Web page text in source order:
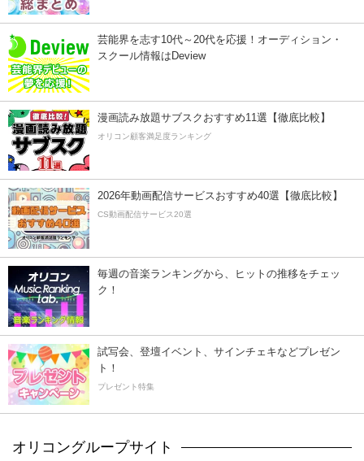
芸能界を志す10代～20代を応援！オーディション・
スクール情報はDeview
漫画読み放題サブスクおすすめ11選【徹底比較】
オリコン顧客満足度ランキング
2026年動画配信サービスおすすめ40選【徹底比較】
CS動画配信サービス20選
毎週の音楽ランキングから、ヒットの推移をチェッ
ク！
試写会、登壇イベント、サインチェキなどプレゼン
ト！
プレゼント特集
オリコングループサイト